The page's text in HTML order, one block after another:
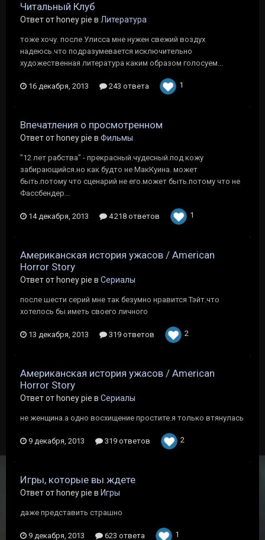
Читальный Клуб
Ответ от honey pie в Литература
тоже хочу. после Улисса мне нужен свежий воздух
надеюсь.что подразумевается исключительно
художественная литература каким образом голосуем...
16 декабря, 2013 243 ответа 1
Впечатления о просмотренном
Ответ от honey pie в Фильмы
"12 лет рабства" - прекрасный.чудесный.под кожу
забирающийся.но как будто не МакКуина. может
быть.потому что сценарий не его.может быть.потому что не
Фассбендер...
14 декабря, 2013 4 218 ответов 1
Американская история ужасов / American
Horror Story
Ответ от honey pie в Сериалы
после шести серий мне так безумно нравится Тэйт.что
хотелось бы иметь своего личного
13 декабря, 2013 319 ответов 2
Американская история ужасов / American
Horror Story
Ответ от honey pie в Сериалы
не женщина.а одно восхищение простите.я только втянулась
9 декабря, 2013 319 ответов 2
Игры, которые вы ждете
Ответ от honey pie в Игры
даже представить страшно
9 декабря, 2013 623 ответа 1